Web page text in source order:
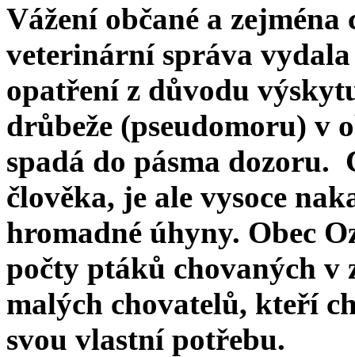
Vážení občané a
veterinární správa
opatření z důvodu
drůbeže (pseudomoru) v
spadá do pásma dozoru.
člověka, je ale vysoce
hromadné úhyny. Obec
počty ptáků chovaných v
malých chovatelů, kteří
svou vlastní potřebu.